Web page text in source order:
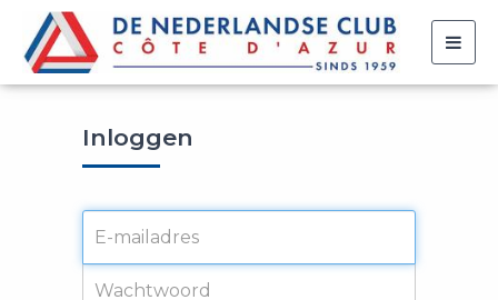
Inloggen